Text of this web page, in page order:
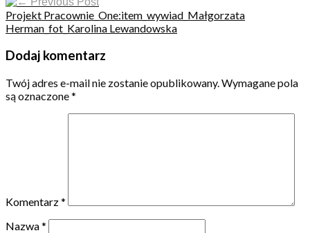
Projekt Pracownie_One:item_wywiad_Małgorzata
Herman_fot_Karolina Lewandowska
Dodaj komentarz
Twój adres e-mail nie zostanie opublikowany. Wymagane pola
są oznaczone*
Komentarz*
Nazwa*